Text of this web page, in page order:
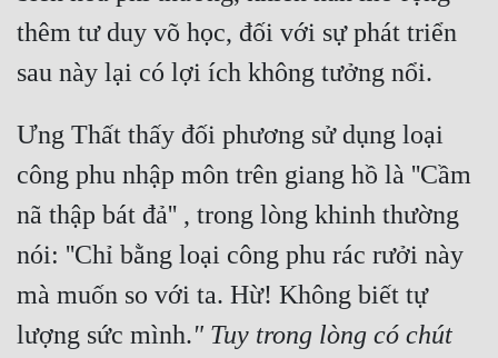
Đẹp
Tính Cách Nhân Vật :
Điềm Đạm
thêm tư duy võ học, đối với sự phát triển
sau này lại có lợi ích không tưởng nổi.
Ưng Thất thấy đối phương sử dụng loại
công phu nhập môn trên giang hồ là ''Cầm
nã thập bát đả'' , trong lòng khinh thường
nói: ''Chỉ bằng loại công phu rác rưởi này
mà muốn so với ta. Hừ! Không biết tự
lượng sức mình." Tuy trong lòng có chút